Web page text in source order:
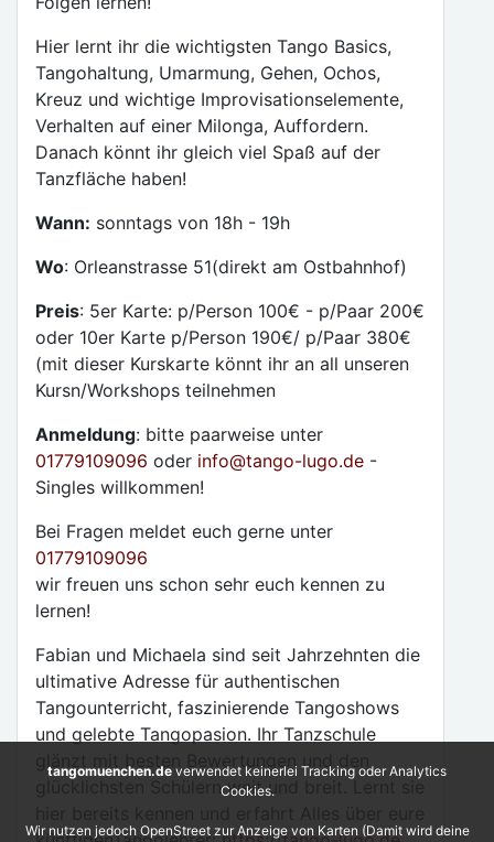
Hier lernt ihr die wichtigsten Tango Basics,
Tangohaltung, Umarmung, Gehen, Ochos,
Kreuz und wichtige Improvisationselemente,
Verhalten auf einer Milonga, Auffordern.
Danach könnt ihr gleich viel Spaß auf der
Tanzfläche haben!
Wann: sonntags von 18h - 19h
Wo: Orleanstrasse 51(direkt am Ostbahnhof)
Preis: 5er Karte: p/Person 100€ - p/Paar 200€
oder 10er Karte p/Person 190€/ p/Paar 380€
(mit dieser Kurskarte könnt ihr an all unseren
Kursn/Workshops teilnehmen
Anmeldung: bitte paarweise unter
01779109096 oder info@tango-lugo.de -
Singles willkommen!
Bei Fragen meldet euch gerne unter
01779109096
wir freuen uns schon sehr euch kennen zu
lernen!
Fabian und Michaela sind seit Jahrzehnten die
ultimative Adresse für authentischen
Tangounterricht, faszinierende Tangoshows
und gelebte Tangopasion. Ihr Tanzschule
glänzt mit besten Bewertungen und den
glücklichsten Schülern weit und breit. Lernt sie
tangomuenchen.de verwendet keinerlei Tracking oder Analytics
Cookies.
Wir nutzen jedoch OpenStreet zur Anzeige von Karten (Damit wird deine